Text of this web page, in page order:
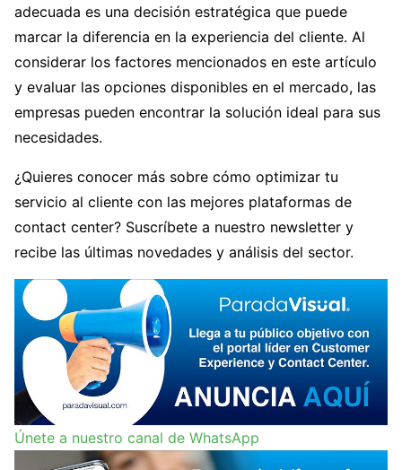
adecuada es una decisión estratégica que puede
marcar la diferencia en la experiencia del cliente. Al
considerar los factores mencionados en este artículo
y evaluar las opciones disponibles en el mercado, las
empresas pueden encontrar la solución ideal para sus
necesidades.
¿Quieres conocer más sobre cómo optimizar tu
servicio al cliente con las mejores plataformas de
contact center? Suscríbete a nuestro newsletter y
recibe las últimas novedades y análisis del sector.
Únete a nuestro canal de WhatsApp